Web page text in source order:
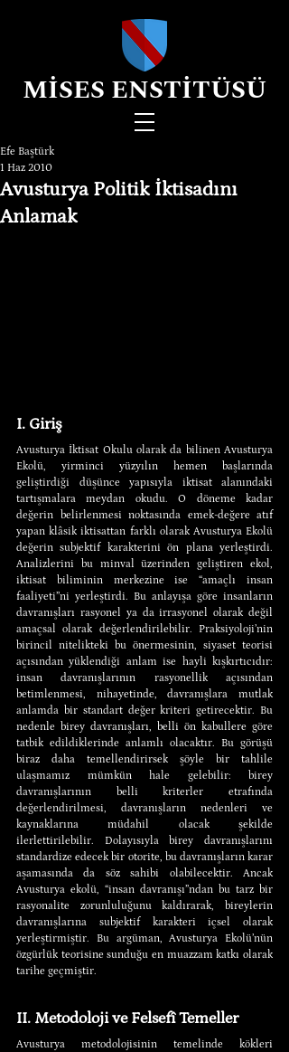
MİSES ENSTİTÜSÜ
Avusturya Politik İktisadını
Anlamak
Efe Baştürk
1 Haz 2010
I. Giriş
Avusturya İktisat Okulu olarak da bilinen Avusturya
Ekolü, yirminci yüzyılın hemen başlarında
geliştirdiği düşünce yapısıyla iktisat alanındaki
tartışmalara meydan okudu. O döneme kadar
değerin belirlenmesi noktasında emek-değere atıf
yapan klâsik iktisattan farklı olarak Avusturya Ekolü
değerin subjektif karakterini ön plana yerleştirdi.
Analizlerini bu minval üzerinden geliştiren ekol,
iktisat biliminin merkezine ise “amaçlı insan
faaliyeti”ni yerleştirdi. Bu anlayışa göre insanların
davranışları rasyonel ya da irrasyonel olarak değil
amaçsal olarak değerlendirilebilir. Praksiyoloji’nin
birincil nitelikteki bu önermesinin, siyaset teorisi
açısından yüklendiği anlam ise hayli kışkırtıcıdır:
insan davranışlarının rasyonellik açısından
betimlenmesi, nihayetinde, davranışlara mutlak
anlamda bir standart değer kriteri getirecektir. Bu
nedenle birey davranışları, belli ön kabullere göre
tatbik edildiklerinde anlamlı olacaktır. Bu görüşü
biraz daha temellendirirsek şöyle bir tahlile
ulaşmamız mümkün hale gelebilir: birey
davranışlarının belli kriterler etrafında
değerlendirilmesi, davranışların nedenleri ve
kaynaklarına müdahil olacak şekilde
ilerlettirilebilir. Dolayısıyla birey davranışlarını
standardize edecek bir otorite, bu davranışların karar
aşamasında da söz sahibi olabilecektir. Ancak
Avusturya ekolü, “insan davranışı”ndan bu tarz bir
rasyonalite zorunluluğunu kaldırarak, bireylerin
davranışlarına subjektif karakteri içsel olarak
yerleştirmiştir. Bu argüman, Avusturya Ekolü’nün
özgürlük teorisine sunduğu en muazzam katkı olarak
tarihe geçmiştir.
II. Metodoloji ve Felsefî Temeller
Avusturya metodolojisinin temelinde kökleri